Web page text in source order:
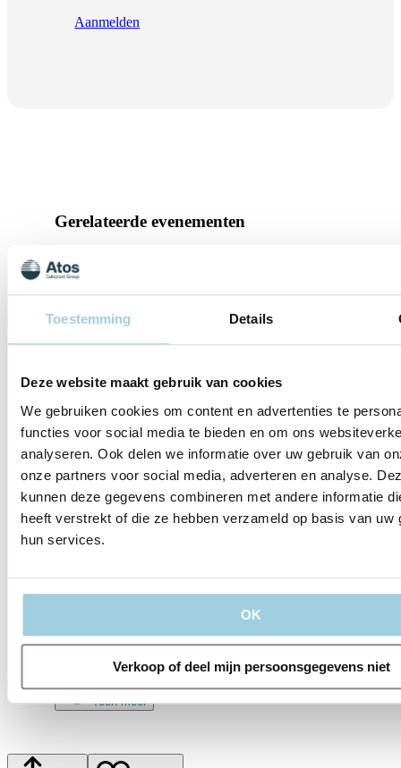
Toestemming Details
Deze website maakt gebruik van cookies
We gebruiken cookies om content en advertenties te
functies voor social media te bieden en om ons
analyseren. Ook delen we informatie over uw gebruik van
onze partners voor social media, adverteren en analyse.
kunnen deze gegevens combineren met andere informatie
heeft verstrekt of die ze hebben verzameld op basis van uw
hun services.
OK
Verkoop of deel mijn persoonsgegevens niet
Aanmelden
Gerelateerde evenementen
aug. 11
Lotgenotenbijeenkomst Lelystad
Oostvaardersplassen
aug. 14
14-08-2026 | Schoorl
Lotgenotenbijeenkomst Schoorl Schoorlse
Duinen
Met de Zonnetrein door de Schoorlse Duinen
18-08-2026 | Drimmelen
Lotgenotenbijeenkomst Drimmelen Biesbosch
Rondvaart door de Biesbosch
Toon meer